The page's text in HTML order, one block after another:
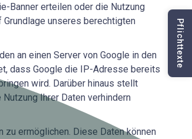
Banner erteilen oder die Nutzung
Grundlage unseres berechtigten
an einen Server von Google in den
dass Google die IP-Adresse bereits
wird. Darüber hinaus stellt
Ihrer Daten verhindern
ermöglichen. Diese Daten können
Pflichttexte